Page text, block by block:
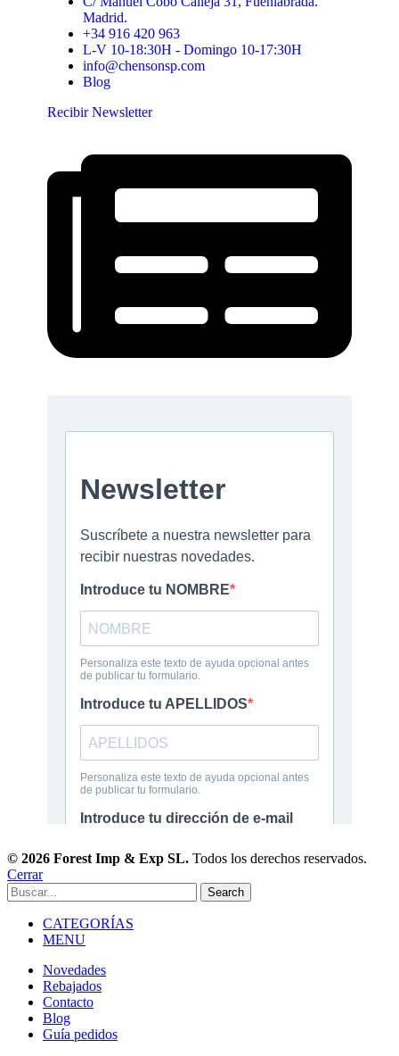
Madrid.
+34 916 420 963
L-V 10-18:30H - Domingo 10-17:30H
info@chensonsp.com
Blog
Recibir Newsletter
© 2026 Forest Imp & Exp SL. Todos los derechos reservados.
Cerrar
Search
CATEGORÍAS
MENU
Novedades
Rebajados
Contacto
Blog
Guía pedidos